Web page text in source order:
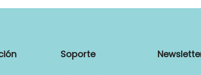
Soporte